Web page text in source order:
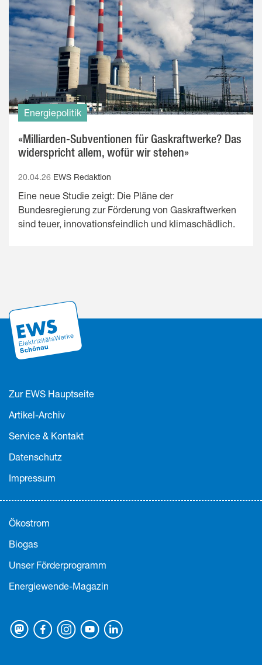
Energiepolitik
«Milliarden-Subventionen für Gaskraftwerke? Das
widerspricht allem, wofür wir stehen»
20.04.26 EWS Redaktion
Eine neue Studie zeigt: Die Pläne der
Bundesregierung zur Förderung von Gaskraftwerken
sind teuer, innovationsfeindlich und klimaschädlich.
Zur EWS Hauptseite
Artikel-Archiv
Service & Kontakt
Datenschutz
Impressum
Ökostrom
Biogas
Unser Förderprogramm
Energiewende-Magazin
MastodonFacebookInstagram
YoutubeLinkedin